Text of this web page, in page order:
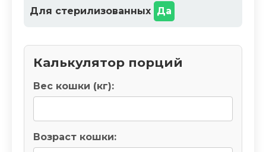
Для стерилизованных Да
Калькулятор порций
Вес кошки (кг):
Возраст кошки: